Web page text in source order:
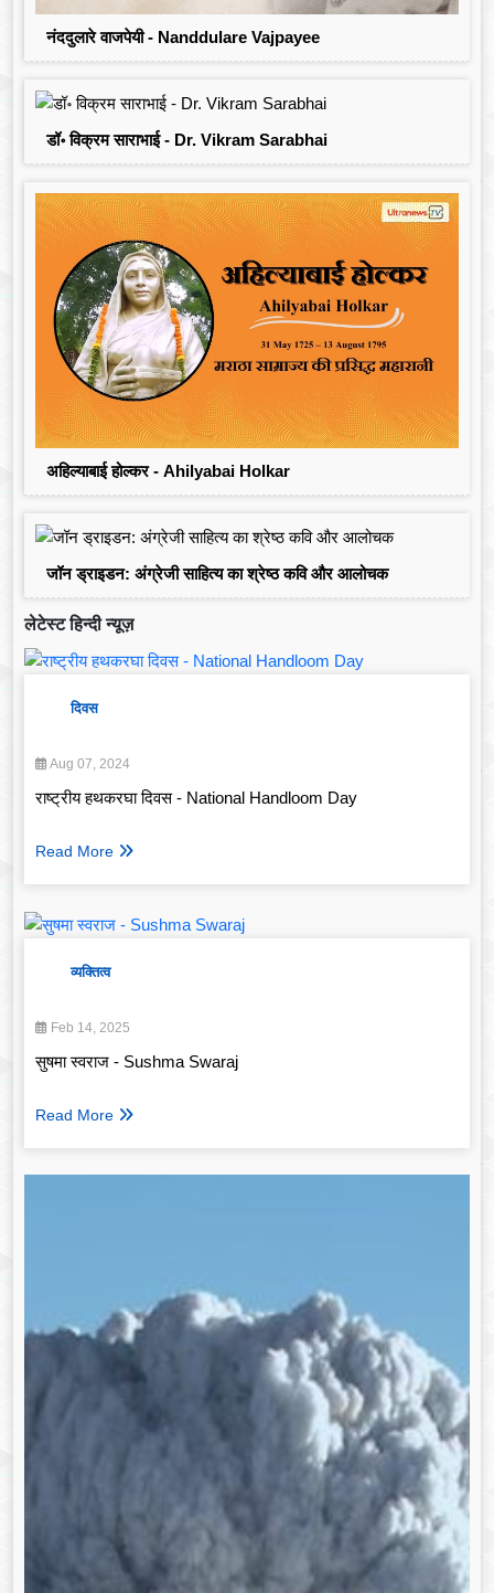
नंददुलारे वाजपेयी - Nanddulare Vajpayee
डॉ॰ विक्रम साराभाई - Dr. Vikram Sarabhai
अहिल्याबाई होल्कर - Ahilyabai Holkar
जॉन ड्राइडन: अंग्रेजी साहित्य का श्रेष्ठ कवि और आलोचक
लेटेस्ट हिन्दी न्यूज़
दिवस
Aug 07, 2024
राष्ट्रीय हथकरघा दिवस - National Handloom Day
Read More
व्यक्तित्व
Feb 14, 2025
सुषमा स्वराज - Sushma Swaraj
Read More